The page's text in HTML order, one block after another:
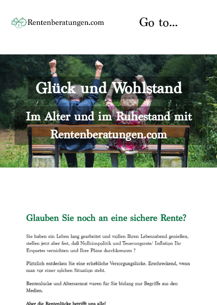
content
Go to...
Startseite
Rente
Rentenberater
Rentenversicherung
Versicherungsberatung
Über uns
Kontakt
Glück und Wohlstand
Im Alter und im Ruhestand mit
Rentenberatungen.com